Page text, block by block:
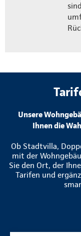
Unsere
Ihnen die
Ob Stadtvilla,
mit der
Sie den Ort, der
Tarifen und